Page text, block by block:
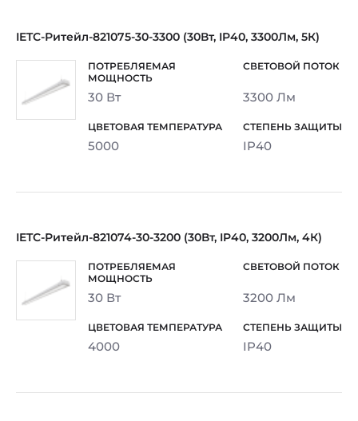
IETC-Ритейл-821075-30-3300 (30Вт, IP40, 3300Лм, 5К)
30 Вт 3300 Лм
5000 IP40
IETC-Ритейл-821074-30-3200 (30Вт, IP40, 3200Лм, 4К)
30 Вт 3200 Лм
4000 IP40